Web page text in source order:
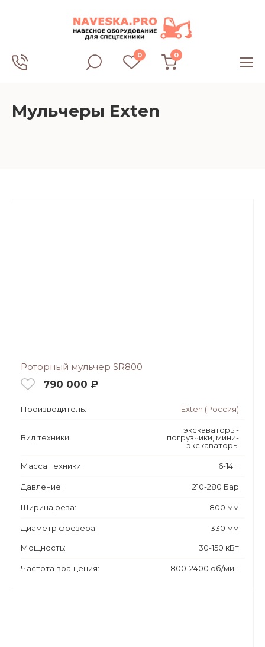
0 0
Мульчеры Exten
Роторный мульчер SR800
790 000 ₽
Производитель: Exten (Россия)
Вид техники:
экскаваторы-
погрузчики, мини-
экскаваторы
Масса техники: 6-14 т
Давление: 210-280 Бар
Ширина реза: 800 мм
Диаметр фрезера: 330 мм
Мощность: 30-150 кВт
Частота вращения: 800-2400 об/мин